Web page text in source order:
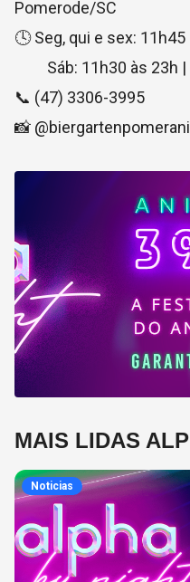
Pomerode/SC
🕓 Seg, qui e sex:
Sáb: 11h30 às 23h |
📞 (47) 3306-3995
📸
MAIS LIDAS
Noticias